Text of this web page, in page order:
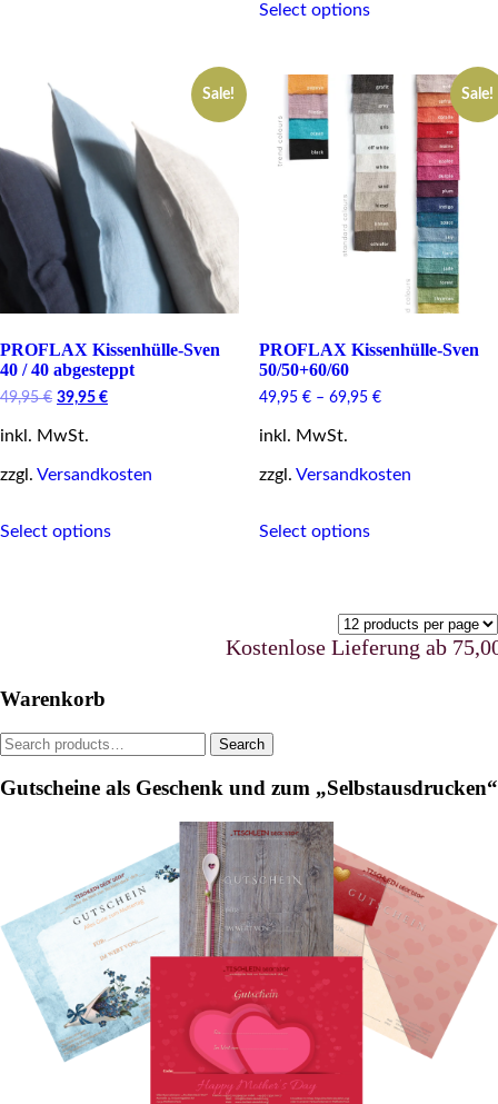
on
the
product
page
Select optionsproduct
variants.
The
options
may
be
chosen
on
the
product
Sale!
PROFLAX Kissenhülle-Sven
40 / 40 abgesteppt
49,95€ Original
was:
39,95 €Current
inkl. MwSt.
zzgl. Versandkosten
Select optionsproduct
the
page
Sale!
PROFLAX Kissenhülle-Sven
50/50+60/60
49,95 €– 69,95 €
inkl. MwSt.
zzgl. Versandkosten
Select optionsproduct
The
options
may
page
Kostenlose Lieferung ab 75,00
Warenkorb
Search
Search
Gutscheine als Geschenk und zum „Selbstausdrucken“